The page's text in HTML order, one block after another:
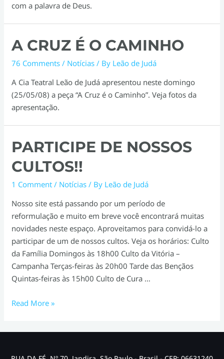
com a palavra de Deus.
A CRUZ É O CAMINHO
76 Comments / Notícias / By Leão de Judá
A Cia Teatral Leão de Judá apresentou neste domingo
(25/05/08) a peça “A Cruz é o Caminho”. Veja fotos da
apresentação.
PARTICIPE DE NOSSOS
CULTOS!!
1 Comment / Notícias / By Leão de Judá
Nosso site está passando por um período de
reformulação e muito em breve você encontrará muitas
novidades neste espaço. Aproveitamos para convidá-lo a
participar de um de nossos cultos. Veja os horários: Culto
da Família Domingos às 18h00 Culto da Vitória –
Campanha Terças-feiras às 20h00 Tarde das Bençãos
Quintas-feiras às 15h00 Culto de Cura …
Participe
Read More »